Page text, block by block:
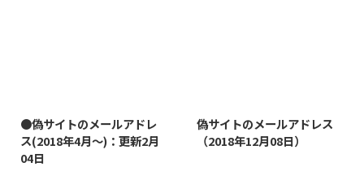
●偽サイトのメールアドレ
ス(2018年4月～)：更新2月
04日
偽サイトのメールアドレス
（2018年12月08日）